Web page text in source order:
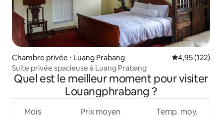
Chambre privée ⋅ Luang Prabang Évaluation
4,95 (122)
Suite privée spacieuse à Luang Prabang
Quel est le meilleur moment pour visiter
Louangphrabang ?
Mois Prix moyen Temp. moy.